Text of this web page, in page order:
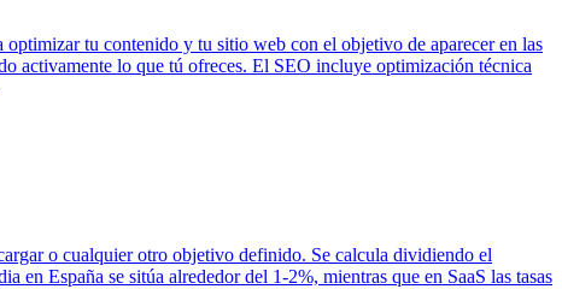
tu contenido y tu sitio web con el objetivo de aparecer en las
activamente lo que tú ofreces. El SEO incluye optimización técnica
o cualquier otro objetivo definido. Se calcula dividiendo el
España se sitúa alrededor del 1-2%, mientras que en SaaS las tasas